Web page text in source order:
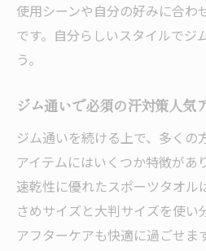
使用シーンや自分の好みに合わ
です。自分らしいスタイルでジ
う。
ジム通いで必須の汗対策人気
ジム通いを続ける上で、多くの
アイテムにはいくつか特徴があ
速乾性に優れたスポーツタオル
さめサイズと大判サイズを使い
アフターケアも快適に過ごせま